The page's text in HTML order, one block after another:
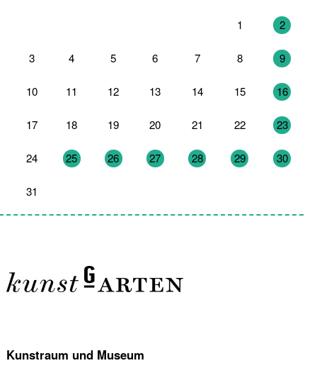
1 2
3 4 5 6 7 8 9
10 11 12 13 14 15 16
17 18 19 20 21 22 23
24 25 26 27 28 29 30
31
Kunstraum und Museum